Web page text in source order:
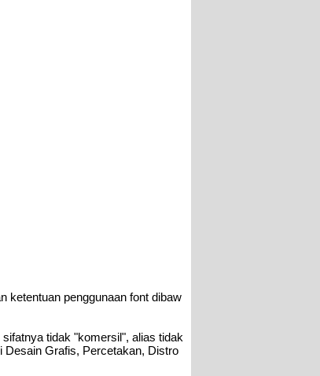
ketentuan penggunaan font dibaw
tidak "komersil", alias tidak
Desain Grafis, Percetakan, Distro